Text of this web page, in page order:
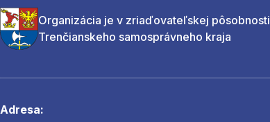
Organizácia je v zriaďovateľskej pôsobnosti
Trenčianskeho samosprávneho kraja
Adresa: